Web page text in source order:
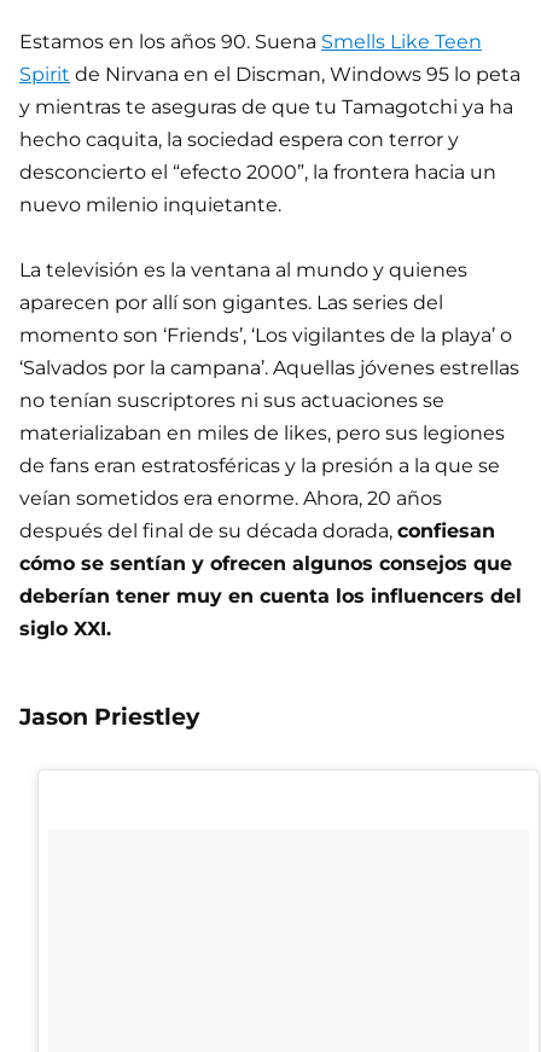
Estamos en los años 90. Suena Smells Like Teen
Spirit de Nirvana en el Discman, Windows 95 lo peta
y mientras te aseguras de que tu Tamagotchi ya ha
hecho caquita, la sociedad espera con terror y
desconcierto el “efecto 2000”, la frontera hacia un
nuevo milenio inquietante.
La televisión es la ventana al mundo y quienes
aparecen por allí son gigantes. Las series del
momento son ‘Friends’, ‘Los vigilantes de la playa’ o
‘Salvados por la campana’. Aquellas jóvenes estrellas
no tenían suscriptores ni sus actuaciones se
materializaban en miles de likes, pero sus legiones
de fans eran estratosféricas y la presión a la que se
veían sometidos era enorme. Ahora, 20 años
después del final de su década dorada, confiesan
cómo se sentían y ofrecen algunos consejos que
deberían tener muy en cuenta los influencers del
siglo XXI.
Jason Priestley